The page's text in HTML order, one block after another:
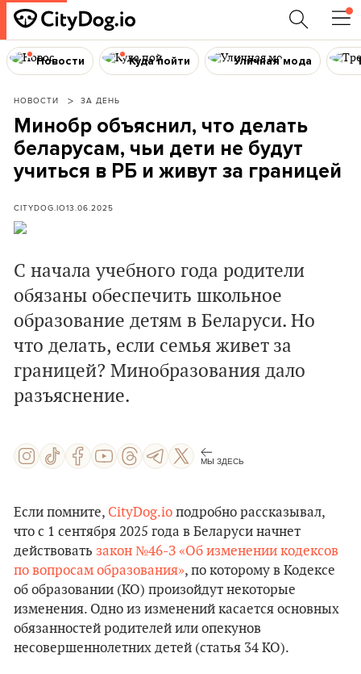
Новости Куда пойти Уличная мода
НОВОСТИ ЗА ДЕНЬ
Минобр объяснил, что делать
беларусам, чьи дети не будут
учиться в РБ и живут за границей
CITYDOG.IO13.06.2025
С начала учебного года родители
обязаны обеспечить школьное
образование детям в Беларуси. Но
что делать, если семья живет за
границей? Минобразования дало
разъяснение.
МЫ ЗДЕСЬ
Если помните, CityDog.io подробно рассказывал,
что с 1 сентября 2025 года в Беларуси начнет
действовать закон №46-З «Об изменении кодексов
по вопросам образования», по которому в Кодексе
об образовании (КО) произойдут некоторые
изменения. Одно из изменений касается основных
обязанностей родителей или опекунов
несовершеннолетних детей (статья 34 КО).